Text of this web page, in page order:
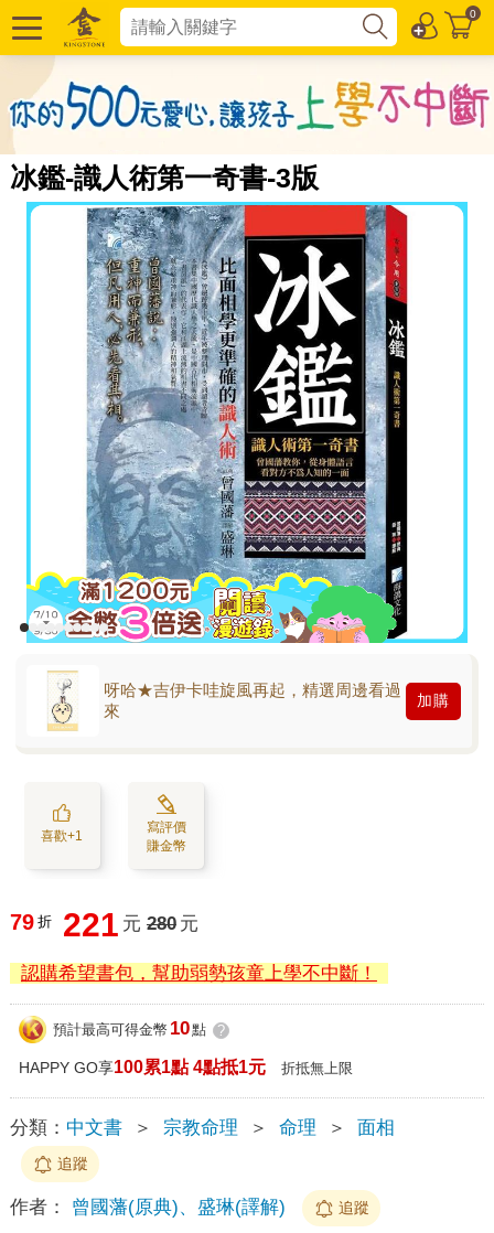
0
冰鑑-識人術第一奇書-3版
呀哈★吉伊卡哇旋風再起，精選周邊看過
來
加購
喜歡+1
寫評價
賺金幣
79 折 221 元 280 元
認購希望書包，幫助弱勢孩童上學不中斷！
預計最高可得金幣 10點 ?
HAPPY GO享100累1點 4點抵1元 折抵無上限
分類： 中文書 ＞ 宗教命理 ＞ 命理 ＞ 面相
追蹤
作者： 曾國藩(原典)、盛琳(譯解) 追蹤